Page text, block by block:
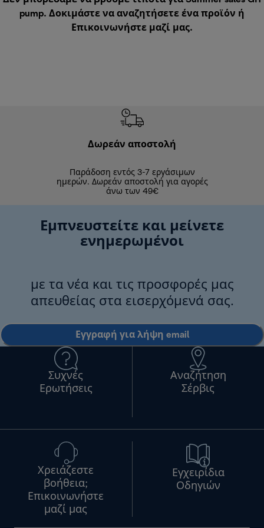
pump. Δοκιμάστε να αναζητήσετε ένα προϊόν ή
Επικοινωνήστε μαζί μας.
Δωρεάν αποστολή
Παράδοση εντός 3-7 εργάσιμων
ημερών. Δωρεάν αποστολή για αγορές
άνω των 49€
Εμπνευστείτε και μείνετε
ενημερωμένοι
με τα νέα και τις προσφορές μας
απευθείας στα εισερχόμενά σας.
Εγγραφή για λήψη email
Συχνές
Ερωτήσεις
Αναζήτηση
Σέρβις
Χρειάζεστε
βοήθεια;
Επικοινωνήστε
μαζί μας
Εγχειρίδια
Οδηγιών